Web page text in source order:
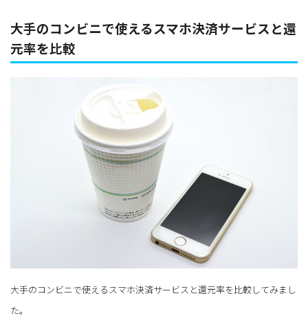
大手のコンビニで使えるスマホ決済サービスと還
元率を比較
大手のコンビニで使えるスマホ決済サービスと還元率を比較してみまし
た。